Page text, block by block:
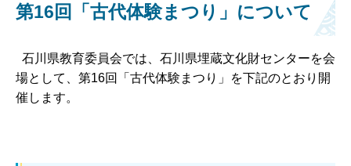
第16回「古代体験まつり」について
石川県教育委員会では、石川県埋蔵文化財センターを会
場として、第16回「古代体験まつり」を下記のとおり開
催します。